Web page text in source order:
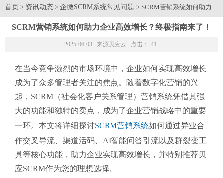
首页 > 资讯动态 > 企微SCRM系统常见问题 > SCRM营销系统如何助力
SCRM营销系统如何助力企业高效增长？终极指南来了！
2025-06-03 来源贝应云 点击： 41
在当今竞争激烈的市场环境中，企业如何实现高效增长
成为了众多管理者关注的焦点。随着数字化营销的兴
起，SCRM（社会化客户关系管理）营销系统凭借其强
大的功能和独特的卖点，成为了企业营销战略中的重要
一环。本文将详细探讨SCRM营销系统如何通过异业合
作交叉导流、渠道活码、AI智能问答引流以及群裂变工
具等核心功能，助力企业实现高效增长，并特别推荐贝
应SCRM作为您的理想选择。